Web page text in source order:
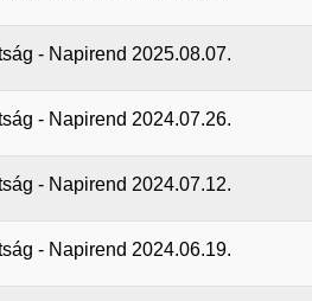
- Napirend 2025.08.07.
- Napirend 2024.07.26.
- Napirend 2024.07.12.
- Napirend 2024.06.19.